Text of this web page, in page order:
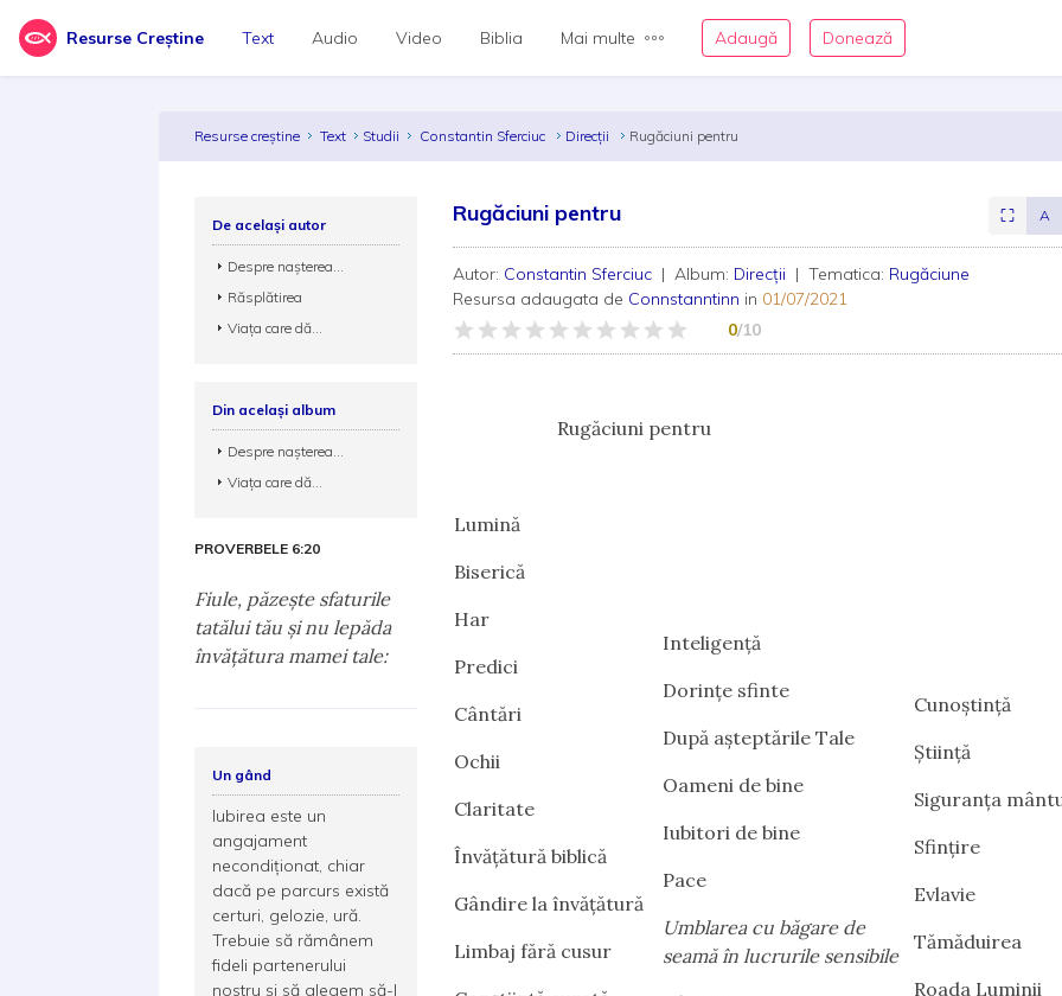
Resurse Creștine Text Audio Video Biblia Mai multe Adaugă Donează
Resurse creștine Text Studii Constantin Sferciuc Direcții Rugăciuni pentru
Rugăciuni pentru ⛶ A
Autor: Constantin Sferciuc | Album: Direcții | Tematica: Rugăciune
Resursa adaugata de Connstanntinn in 01/07/2021
0/10
Rugăciuni pentru
Lumină
Biserică
Har
Predici
Cântări
Ochii
Claritate
Învățătură biblică
Gândire la învățătură
Limbaj fără cusur
Inteligență
Dorințe sfinte
După așteptările Tale
Oameni de bine
Iubitori de bine
Pace
Umblarea cu băgare de
seamă în lucrurile sensibile
Cunoștință
Știință
Siguranța
Sfințire
Evlavie
Tămăduirea
Roada Luminii
De același autor
Despre nașterea...
Răsplătirea
Viața care dă...
Din același album
Despre nașterea...
Viața care dă...
PROVERBELE 6:20
Fiule, păzeşte sfaturile
tatălui tău şi nu lepăda
învăţătura mamei tale:
Un gând
Iubirea este un
angajament
necondiţionat, chiar
dacă pe parcurs există
certuri, gelozie, ură.
Trebuie să rămânem
fideli partenerului
nostru şi să alegem să-l